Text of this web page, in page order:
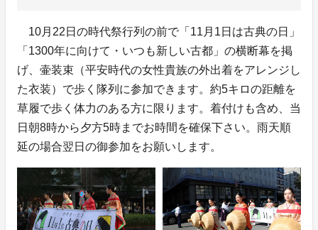
10月22日の時代祭行列の前で「11月1日は古典の日」
「1300年に向けて・いつも新しい古都」の横断幕を掲
げ、壷装束（平安時代の女性貴族の外出着をアレンジし
た衣装）で歩く隊列に参加できます。約5キロの距離を
草履で歩く体力のある方に限ります。着付けも含め、当
日朝8時から夕方5時までお時間を確保下さい。雨天順
延の場合翌日の御参加をお願いします。